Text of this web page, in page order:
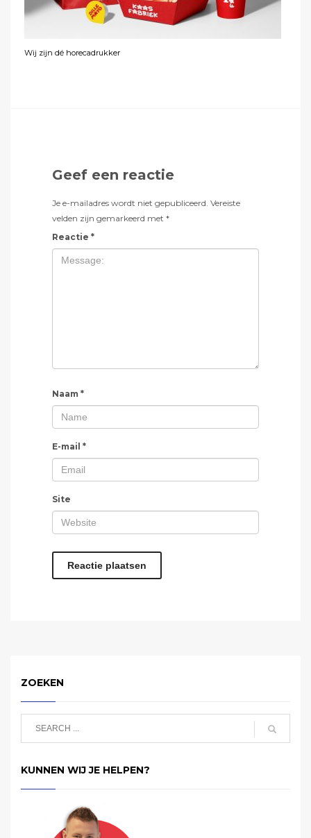
Wij zijn dé horecadrukker
Geef een reactie
Je e-mailadres wordt niet gepubliceerd. Vereiste
velden zijn gemarkeerd met *
Reactie *
Naam *
E-mail *
Site
ZOEKEN
KUNNEN WIJ JE HELPEN?